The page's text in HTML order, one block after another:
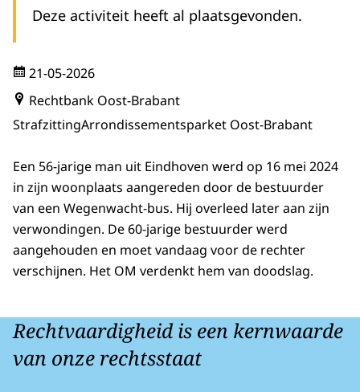
Deze activiteit heeft al plaatsgevonden.
21-05-2026
Rechtbank Oost-Brabant
StrafzittingArrondissementsparket Oost-Brabant
Een 56-jarige man uit Eindhoven werd op 16 mei 2024
in zijn woonplaats aangereden door de bestuurder
van een Wegenwacht-bus. Hij overleed later aan zijn
verwondingen. De 60-jarige bestuurder werd
aangehouden en moet vandaag voor de rechter
verschijnen. Het OM verdenkt hem van doodslag.
Rechtvaardigheid is een kernwaarde
van onze rechtsstaat